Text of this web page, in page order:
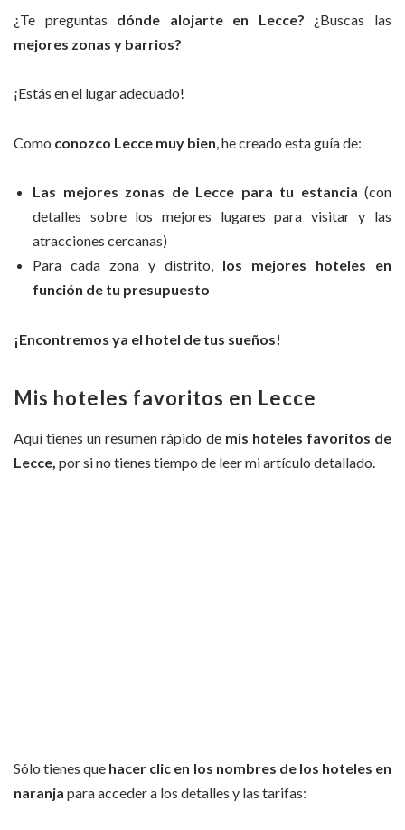
¿Te preguntas dónde alojarte en Lecce? ¿Buscas las
mejores zonas y barrios?
¡Estás en el lugar adecuado!
Como conozco Lecce muy bien , he creado esta guía de:
Las mejores zonas de Lecce para tu estancia (con
detalles sobre los mejores lugares para visitar y las
atracciones cercanas)
Para cada zona y distrito, los mejores hoteles en
función de tu presupuesto
¡Encontremos ya el hotel de tus sueños!
Mis hoteles favoritos en Lecce
Aquí tienes un resumen rápido de mis hoteles favoritos de
Lecce, por si no tienes tiempo de leer mi artículo detallado.
Sólo tienes que hacer clic en los nombres de los hoteles en
naranja para acceder a los detalles y las tarifas: